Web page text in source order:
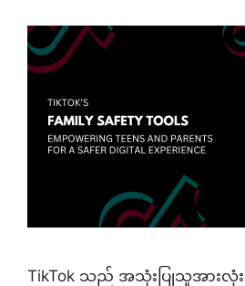
TikTok သည် အသုံးပြုသူအားလုံ